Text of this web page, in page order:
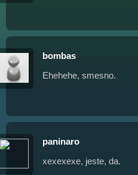
bombas
Ehehehe, smesno.
paninaro
xexexexe, jeste, da.